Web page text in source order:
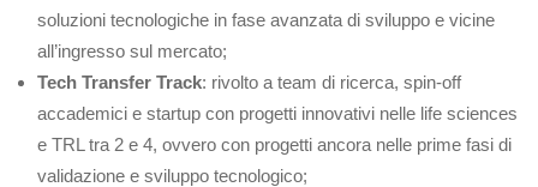
soluzioni tecnologiche in fase avanzata di sviluppo e vicine
all’ingresso sul mercato;
Tech Transfer Track: rivolto a team di ricerca, spin-off
accademici e startup con progetti innovativi nelle life sciences
e TRL tra 2 e 4, ovvero con progetti ancora nelle prime fasi di
validazione e sviluppo tecnologico;